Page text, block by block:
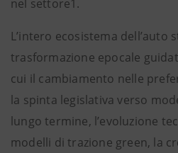
nel settore1.
L’intero ecosistema dell’auto
trasformazione epocale
cui il cambiamento nelle
la spinta legislativa verso
lungo termine, l’evoluzione
modelli di trazione green, la